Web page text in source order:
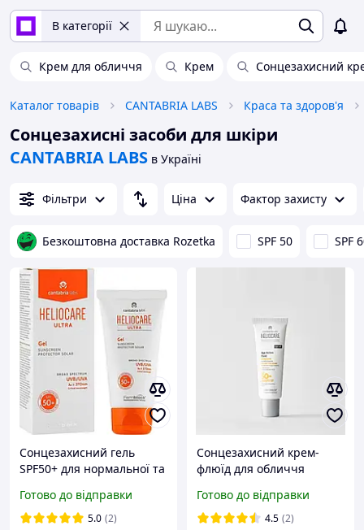
В категорії
Крем для обличчя Крем Сонцезахисний
Каталог товарів CANTABRIA LABS Краса та здоров'я
Сонцезахисні засоби для шкіри
CANTABRIA LABS в Україні
Фільтри Ціна Фактор захисту
Безкоштовна доставка Rozetka SPF 50 SPF
Сонцезахисний гель
SPF50+ для нормальної та
SPF50+ GEL ULTRA
CANTABRIA, 50 мл
Готово до відправки
5.0 (2)
Сонцезахисний крем-
флюїд для обличчя
360 AGE ACTIVE FLUID SPF
50 50 мл
Готово до відправки
4.5 (2)